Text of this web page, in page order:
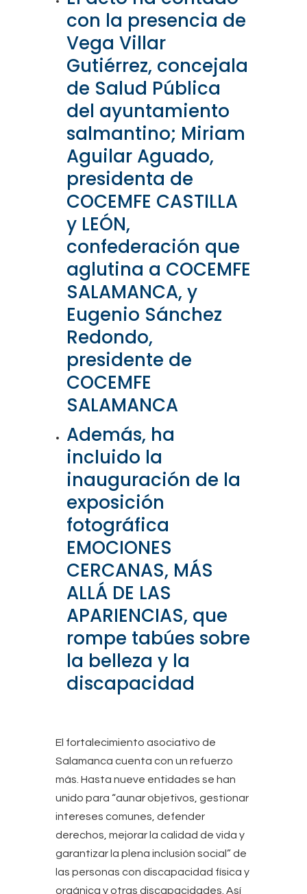
con la presencia de
Vega Villar
Gutiérrez, concejala
de Salud Pública
del ayuntamiento
salmantino; Miriam
Aguilar Aguado,
presidenta de
COCEMFE CASTILLA
y LEÓN,
confederación que
aglutina a COCEMFE
SALAMANCA, y
Eugenio Sánchez
Redondo,
presidente de
COCEMFE
SALAMANCA
Además, ha
incluido la
inauguración de la
exposición
fotográfica
EMOCIONES
CERCANAS, MÁS
ALLÁ DE LAS
APARIENCIAS, que
rompe tabúes sobre
la belleza y la
discapacidad
El fortalecimiento asociativo de
Salamanca cuenta con un refuerzo
más. Hasta nueve entidades se han
unido para “aunar objetivos, gestionar
intereses comunes, defender
derechos, mejorar la calidad de vida y
garantizar la plena inclusión social” de
las personas con discapacidad física y
orgánica y otras discapacidades. Así